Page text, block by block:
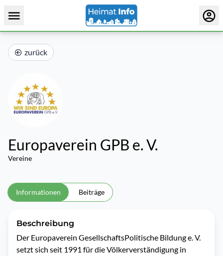
zurück
Europaverein GPB e. V.
Vereine
Informationen Beiträge
Beschreibung
Der Europaverein GesellschaftsPolitische Bildung e. V.
setzt sich seit 1991 für die Völkerverständigung in